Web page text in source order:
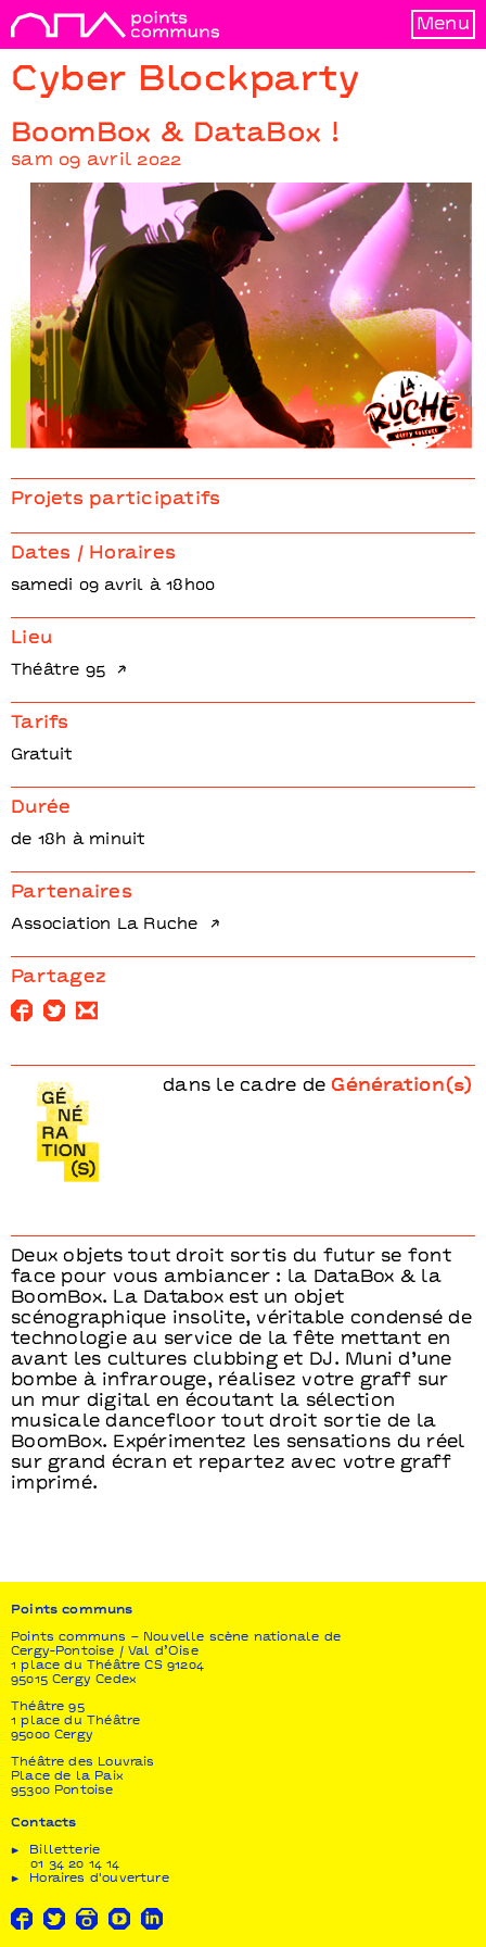
Menu
Cyber Blockparty
BoomBox & DataBox !
sam 09 avril 2022
Cyber Blockparty
dans le cadre de Génération(s)
Deux objets tout droit sortis du futur se font
face pour vous ambiancer : la DataBox & la
BoomBox. La Databox est un objet
scénographique insolite, véritable condensé de
technologie au service de la fête mettant en
avant les cultures clubbing et DJ. Muni d’une
bombe à infrarouge, réalisez votre graff sur
un mur digital en écoutant la sélection
musicale dancefloor tout droit sortie de la
BoomBox. Expérimentez les sensations du réel
sur grand écran et repartez avec votre graff
imprimé.
Projets participatifs
Dates / Horaires
samedi 09 avril à 18h00
Lieu
Théâtre 95
Tarifs
Gratuit
Durée
de 18h à minuit
Partenaires
Association La Ruche
Partagez
Points communs
Points communs – Nouvelle scène nationale de
Cergy-Pontoise / Val d’Oise
1 place du Théâtre CS 91204
95015 Cergy Cedex
Théâtre 95
1 place du Théâtre
95000 Cergy
Théâtre des Louvrais
Place de la Paix
95300 Pontoise
Contacts
Billetterie
01 34 20 14 14
Horaires d'ouverture